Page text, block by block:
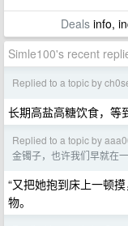
Dealsinfo,
Simle100's recent
Replied to a topic by
长期高盐高糖饮食，等
Replied to a topic by
金镯子，也许我们早就在
“又把她抱到床上一顿
物。